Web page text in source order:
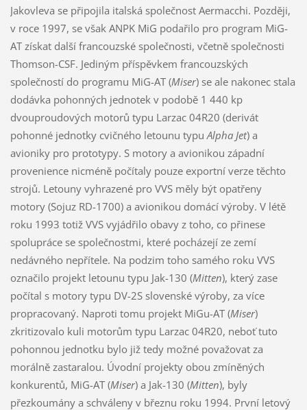
Jakovleva se připojila italská společnost Aermacchi. Později,
v roce 1997, se však ANPK MiG podařilo pro program MiG-
AT získat další francouzské společnosti, včetně společnosti
Thomson-CSF. Jediným příspěvkem francouzských
společností do programu MiG-AT (Miser) se ale nakonec stala
dodávka pohonných jednotek v podobě 1 440 kp
dvouproudových motorů typu Larzac 04R20 (derivát
pohonné jednotky cvičného letounu typu Alpha Jet) a
avioniky pro prototypy. S motory a avionikou západní
provenience nicméně počítaly pouze exportní verze těchto
strojů. Letouny vyhrazené pro VVS měly být opatřeny
motory (Sojuz RD-1700) a avionikou domácí výroby. V létě
roku 1993 totiž VVS vyjádřilo obavy z toho, co přinese
spolupráce se společnostmi, které pocházejí ze zemí
nedávného nepřítele. Na podzim toho samého roku VVS
označilo projekt letounu typu Jak-130 (Mitten), který zase
počítal s motory typu DV-2S slovenské výroby, za více
propracovaný. Naproti tomu projekt MiGu-AT (Miser)
zkritizovalo kuli motorům typu Larzac 04R20, neboť tuto
pohonnou jednotku bylo již tedy možné považovat za
morálně zastaralou. Úvodní projekty obou zmíněných
konkurentů, MiG-AT (Miser) a Jak-130 (Mitten), byly
přezkoumány a schváleny v březnu roku 1994. První letový